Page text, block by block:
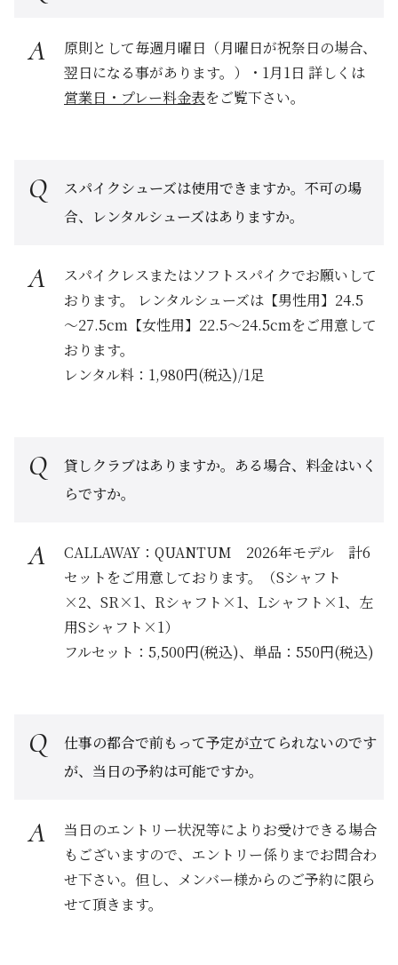
原則として毎週月曜日（月曜日が祝祭日の場合、
翌日になる事があります。）・1月1日 詳しくは
営業日・プレー料金表をご覧下さい。
スパイクシューズは使用できますか。不可の場
合、レンタルシューズはありますか。
スパイクレスまたはソフトスパイクでお願いして
おります。 レンタルシューズは【男性用】24.5
～27.5cm【女性用】22.5～24.5cmをご用意して
おります。
レンタル料：1,980円(税込)/1足
貸しクラブはありますか。ある場合、料金はいく
らですか。
CALLAWAY：QUANTUM 2026年モデル 計6
セットをご用意しております。（Sシャフト
×2、SR×1、Rシャフト×1、Lシャフト×1、左
用Sシャフト×1）
フルセット：5,500円(税込)、単品：550円(税込)
仕事の都合で前もって予定が立てられないのです
が、当日の予約は可能ですか。
当日のエントリー状況等によりお受けできる場合
もございますので、エントリー係りまでお問合わ
せ下さい。但し、メンバー様からのご予約に限ら
せて頂きます。